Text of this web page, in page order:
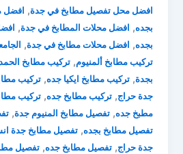
افضل محل تفصيل مطابخ في جدة, افضل
بجده, افضل محلات المطابخ في جدة,
بجده, افضل محلات مطابخ في جدة,
تركيب مطابخ ألمنيوم,تركيب مطابخ
بجدة,تركيب مطابخ ايكيا جده,تركيب
جدة حراج,تركيب مطابخ جده,تركيب
مطبخ جده,تفصيل مطابخ المنيوم جدة,
تفصيل مطابخ بجده,تفصيل مطابخ جدة
جدة حراج,تفصيل مطابخ جده,تفصيل